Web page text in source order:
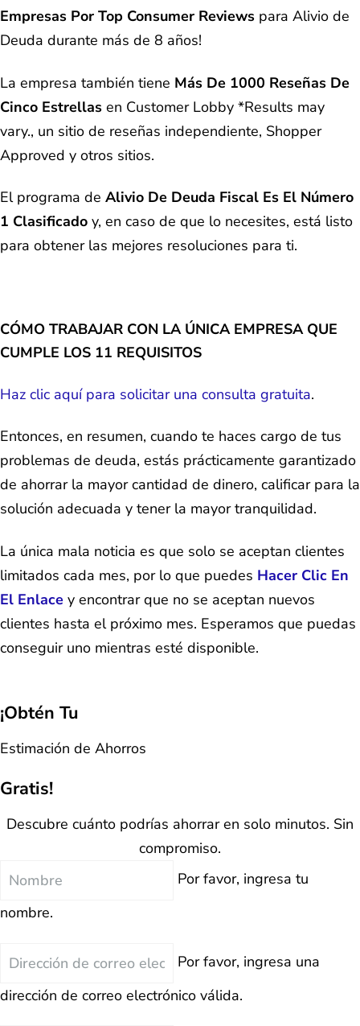
Empresas Por Top Consumer Reviews para Alivio de
Deuda durante más de 8 años!
La empresa también tiene Más De 1000 Reseñas De
Cinco Estrellas en Customer Lobby *Results may
vary., un sitio de reseñas independiente, Shopper
Approved y otros sitios.
El programa de Alivio De Deuda Fiscal Es El Número
1 Clasificado y, en caso de que lo necesites, está listo
para obtener las mejores resoluciones para ti.
CÓMO TRABAJAR CON LA ÚNICA EMPRESA QUE
CUMPLE LOS 11 REQUISITOS
Haz clic aquí para solicitar una consulta gratuita.
Entonces, en resumen, cuando te haces cargo de tus
problemas de deuda, estás prácticamente garantizado
de ahorrar la mayor cantidad de dinero, calificar para la
solución adecuada y tener la mayor tranquilidad.
La única mala noticia es que solo se aceptan clientes
limitados cada mes, por lo que puedes Hacer Clic En
El Enlace y encontrar que no se aceptan nuevos
clientes hasta el próximo mes. Esperamos que puedas
conseguir uno mientras esté disponible.
¡Obtén Tu
Estimación de Ahorros
Gratis!
Descubre cuánto podrías ahorrar en solo minutos. Sin
compromiso.
Nombre
Por favor, ingresa tu
nombre.
Correo
Por favor, ingresa una
dirección de correo electrónico válida.